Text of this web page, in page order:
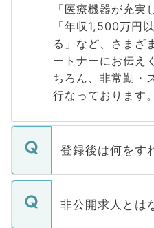
「医療機器が充実
「年収1,500万円
る」など、さまざ
ートナーにお伝え
ちろん、非常勤・
行なっております。
登録後は何をす
ご登録いただきま
登録内容を確認し
非公開求人とは